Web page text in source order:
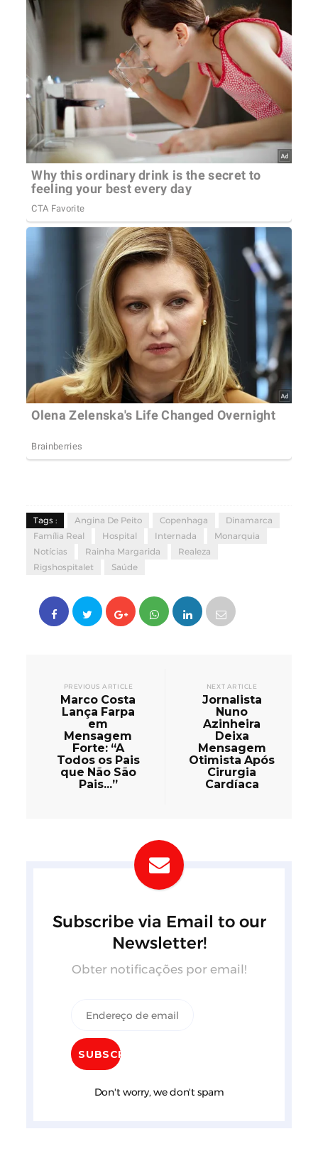
Tags : Angina De Peito Copenhaga
Dinamarca
Família Real
Hospital Internada
Monarquia
Notícias
Rainha Margarida
Realeza
Rigshospitalet
Saúde
PREVIOUS ARTICLE
Marco Costa
Lança Farpa
em
Mensagem
Forte: “A
Todos os Pais
que Não São
Pais...”
NEXT ARTICLE
Jornalista
Nuno
Azinheira
Deixa
Mensagem
Otimista Após
Cirurgia
Cardíaca
Subscribe via Email to our
Newsletter!
Obter notificações por email!
Don't worry, we don't spam